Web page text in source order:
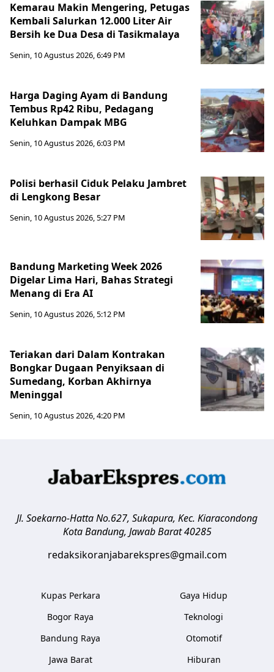
Kemarau Makin Mengering, Petugas
Kembali Salurkan 12.000 Liter Air
Bersih ke Dua Desa di Tasikmalaya
Senin, 10 Agustus 2026, 6:49 PM
Harga Daging Ayam di Bandung
Tembus Rp42 Ribu, Pedagang
Keluhkan Dampak MBG
Senin, 10 Agustus 2026, 6:03 PM
Polisi berhasil Ciduk Pelaku Jambret
di Lengkong Besar
Senin, 10 Agustus 2026, 5:27 PM
Bandung Marketing Week 2026
Digelar Lima Hari, Bahas Strategi
Menang di Era AI
Senin, 10 Agustus 2026, 5:12 PM
Teriakan dari Dalam Kontrakan
Bongkar Dugaan Penyiksaan di
Sumedang, Korban Akhirnya
Meninggal
Senin, 10 Agustus 2026, 4:20 PM
Jl. Soekarno-Hatta No.627, Sukapura, Kec. Kiaracondong
Kota Bandung, Jawab Barat 40285
redaksikoranjabarekspres@gmail.com
Kupas Perkara
Bogor Raya
Bandung Raya
Jawa Barat
Gaya Hidup
Teknologi
Otomotif
Hiburan